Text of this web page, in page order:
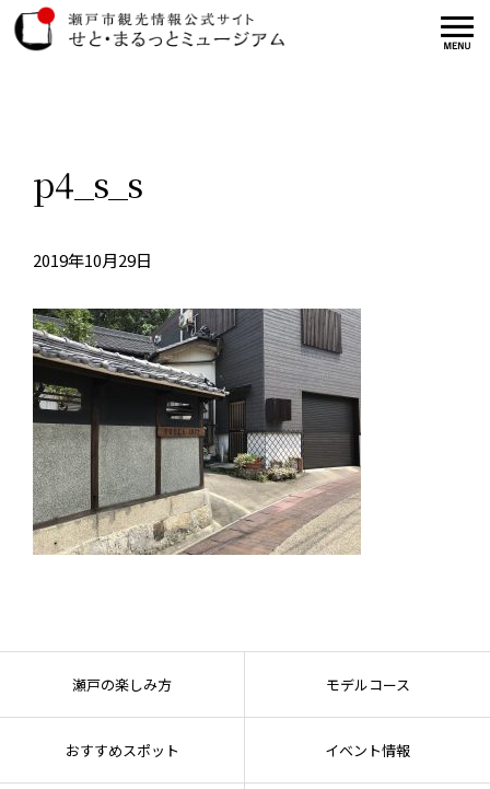
p4_s_s
2019年10月29日
瀬戸の楽しみ方 モデルコース
おすすめスポット イベント情報